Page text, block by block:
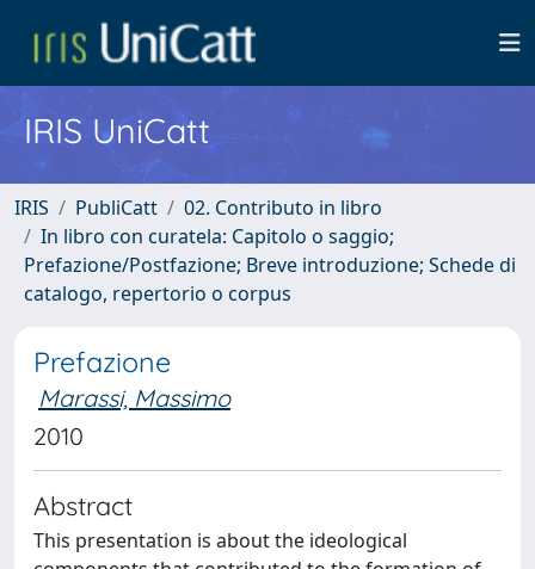
IRIS UniCatt
IRIS PubliCatt
02. Contributo in libro
In libro con curatela: Capitolo o saggio;
Prefazione/Postfazione; Breve introduzione; Schede di
catalogo, repertorio o corpus
Prefazione
Marassi, Massimo
2010
Abstract
This presentation is about the ideological